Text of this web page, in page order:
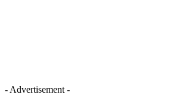
- Advertisement -